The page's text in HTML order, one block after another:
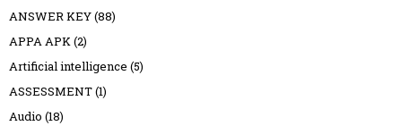
ANSWER KEY(88)
APPA APK(2)
Artificial intelligence (5)
ASSESSMENT(1)
Audio (18)